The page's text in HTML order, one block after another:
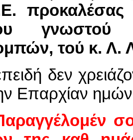
προκαλέσας
γνωστού
τού κ. Λ.
δεν
Επαρχίαν